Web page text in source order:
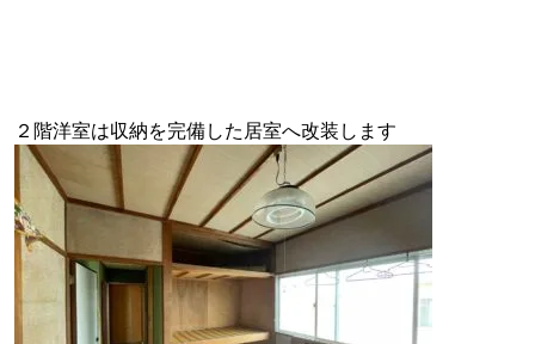
２階洋室は収納を完備した居室へ改装します